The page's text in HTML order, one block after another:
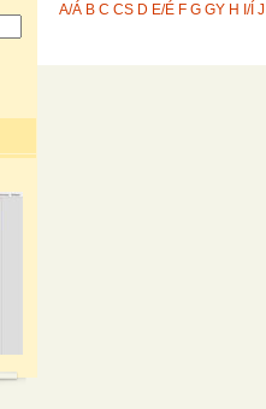
A/Á B C CS D E/É F G GY H I/Í J